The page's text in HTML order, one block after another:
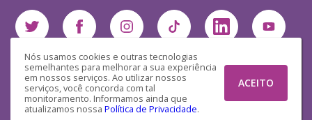
Nós usamos cookies e outras tecnologias
semelhantes para melhorar a sua experiência
em nossos serviços. Ao utilizar nossos
serviços, você concorda com tal
monitoramento. Informamos ainda que
atualizamos nossa Política de Privacidade.
ACEITO